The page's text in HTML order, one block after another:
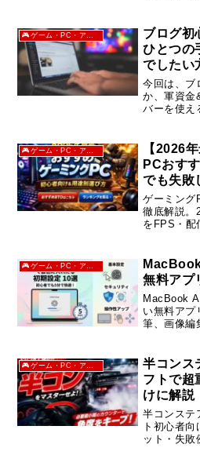
かった快適
ブログ初
ひとつの
でしたい
今回は、ブ
か、軍資金
バーを使え
【2026
PCおす
でも失敗
配信・社
ゲーミング
徹底解説。
をFPS・配
🎮ゲーム・PC・アニメ
無料アプ
MacBook
い無料アプ
筆、画像編
🎮ゲーム・PC・アニメ
半コンス
フトで超
けに解説
半コンステ
ト初心者
ット・失敗